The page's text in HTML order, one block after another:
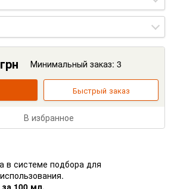
Минимальный заказ: 3
Быстрый заказ
В избранное
в системе подбора для